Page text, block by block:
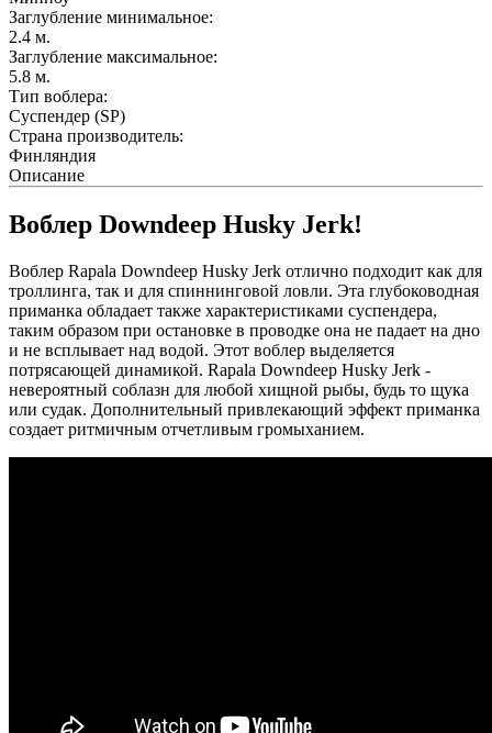
Заглубление минимальное:
2.4 м.
Заглубление максимальное:
5.8 м.
Тип воблера:
Суспендер (SP)
Страна производитель:
Финляндия
Описание
Воблер Downdeep Husky Jerk!
Воблер Rapala Downdeep Husky Jerk отлично подходит как для
троллинга, так и для спиннинговой ловли. Эта глубоководная
приманка обладает также характеристиками суспендера,
таким образом при остановке в проводке она не падает на дно
и не всплывает над водой. Этот воблер выделяется
потрясающей динамикой. Rapala Downdeep Husky Jerk -
невероятный соблазн для любой хищной рыбы, будь то щука
или судак. Дополнительный привлекающий эффект приманка
создает ритмичным отчетливым громыханием.